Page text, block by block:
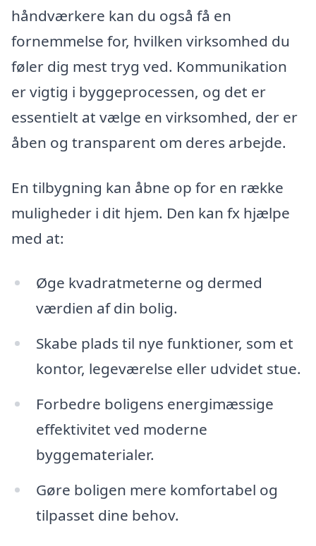
håndværkere kan du også få en
fornemmelse for, hvilken virksomhed du
føler dig mest tryg ved. Kommunikation
er vigtig i byggeprocessen, og det er
essentielt at vælge en virksomhed, der er
åben og transparent om deres arbejde.
En tilbygning kan åbne op for en række
muligheder i dit hjem. Den kan fx hjælpe
med at:
Øge kvadratmeterne og dermed
værdien af din bolig.
Skabe plads til nye funktioner, som et
kontor, legeværelse eller udvidet stue.
Forbedre boligens energimæssige
effektivitet ved moderne
byggematerialer.
Gøre boligen mere komfortabel og
tilpasset dine behov.